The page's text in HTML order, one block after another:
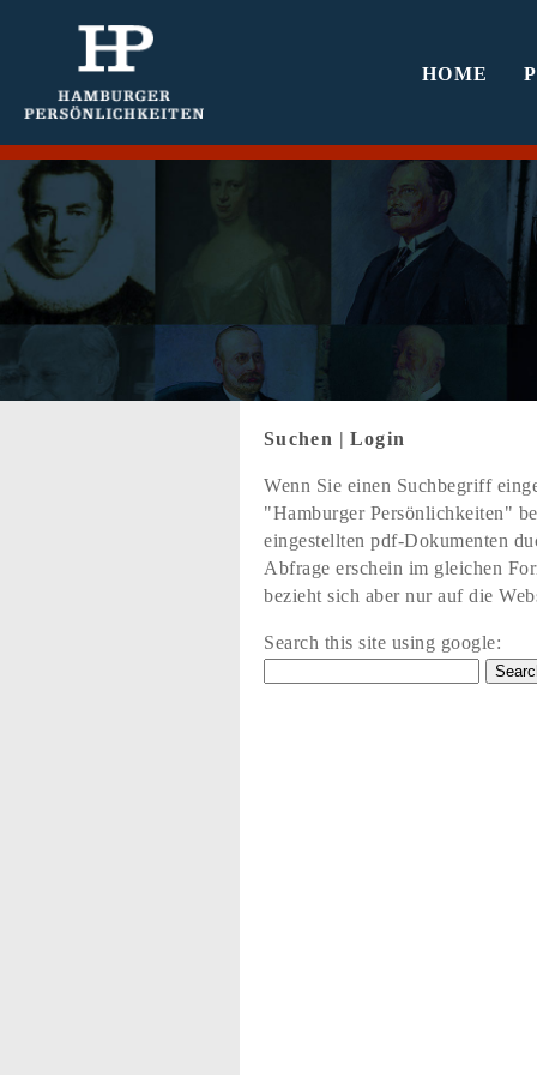
HOME
Suchen | Login
Wenn Sie einen Suchbegriff
"Hamburger Persönlichkeiten"
eingestellten pdf-Dokumenten
Abfrage erschein im gleichen
bezieht sich aber nur auf die
Search this site using google: